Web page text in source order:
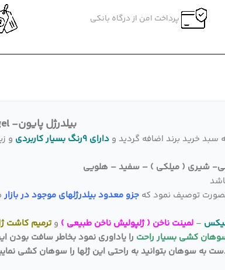
پرداخت امن از درگاه بانکی
بیلدرژل پایون- builder gel
سبد خرید برند اضافه گردید و دارای 9رنگ بسیار کاربردی
و
شیری ( میلکی ) – سفید – هلویی
توصیف نمود که جزو معدود بیلدرژلهای موجود در بازار
– لمینت ناخن ( ژلپولیش ناخن طبیعی ) وترمیم کاشت
کشی بسیار راحت را یاداوری نمود بخاطر سافت بودن
به سوهان بتوانید به راحتی این ژلها را سوهان کشی